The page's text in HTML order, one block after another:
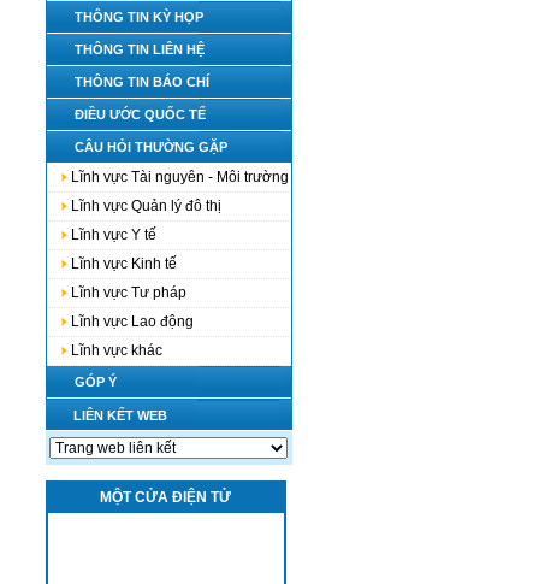
THÔNG TIN KỲ HỌP
THÔNG TIN LIÊN HỆ
THÔNG TIN BÁO CHÍ
ĐIỀU ƯỚC QUỐC TẾ
CÂU HỎI THƯỜNG GẶP
Lĩnh vực Tài nguyên - Môi trường
Lĩnh vực Quản lý đô thị
Lĩnh vực Y tế
Lĩnh vực Kinh tế
Lĩnh vực Tư pháp
Lĩnh vực Lao động
Lĩnh vực khác
GÓP Ý
LIÊN KẾT WEB
MỘT CỬA ĐIỆN TỬ